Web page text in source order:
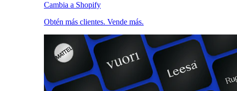
Cambia a Shopify
Obtén más clientes. Vende más.